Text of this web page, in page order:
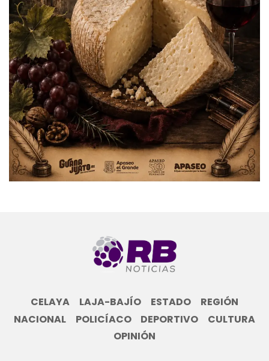
CELAYA LAJA-BAJÍO ESTADO
REGIÓN
NACIONAL
POLICÍACO DEPORTIVO
CULTURA
OPINIÓN